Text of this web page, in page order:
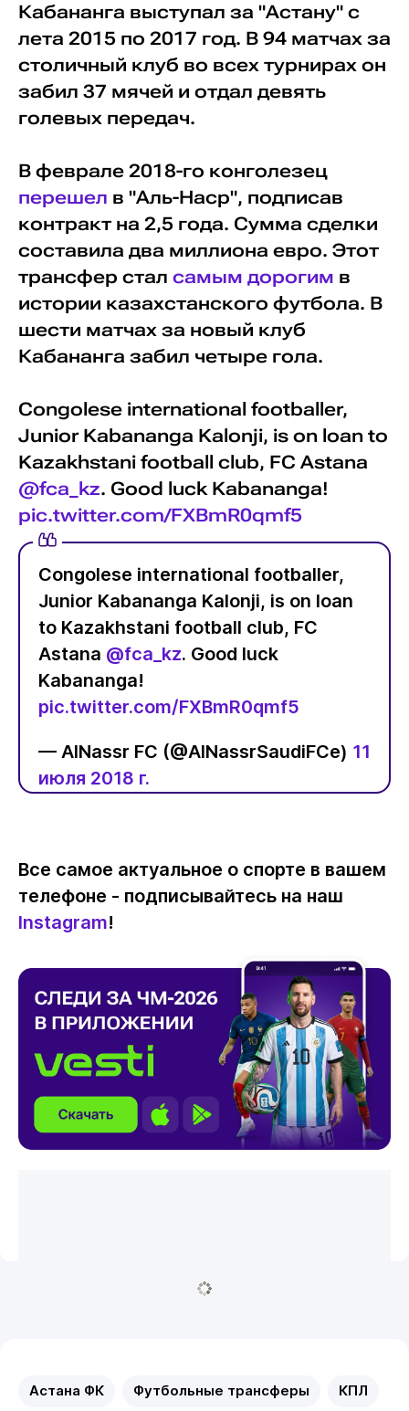
Кабананга выступал за "Астану" с
лета 2015 по 2017 год. В 94 матчах за
столичный клуб во всех турнирах он
забил 37 мячей и отдал девять
голевых передач.
В феврале 2018-го конголезец
перешел в "Аль-Наср", подписав
контракт на 2,5 года. Сумма сделки
составила два миллиона евро. Этот
трансфер стал самым дорогим в
истории казахстанского футбола. В
шести матчах за новый клуб
Кабананга забил четыре гола.
Congolese international footballer,
Junior Kabananga Kalonji, is on loan to
Kazakhstani football club, FC Astana
@fca_kz. Good luck Kabananga!
pic.twitter.com/FXBmR0qmf5
Congolese international footballer,
Junior Kabananga Kalonji, is on loan
to Kazakhstani football club, FC
Astana @fca_kz. Good luck
Kabananga!
pic.twitter.com/FXBmR0qmf5
— AlNassr FC (@AlNassrSaudiFCe) 11
июля 2018 г.
Все самое актуальное о спорте в вашем
телефоне - подписывайтесь на наш
Instagram!
Астана ФК Футбольные трансферы КПЛ